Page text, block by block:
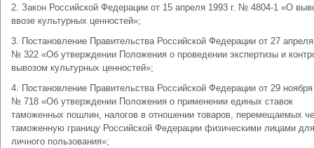
2. Закон Российской Федерации от 15 апреля 1993 г. № 4804-1 «О
ввозе культурных ценностей»;
3. Постановление Правительства Российской Федерации от 27 апреля
№ 322 «Об утверждении Положения о проведении экспертизы и
вывозом культурных ценностей»;
4. Постановление Правительства Российской Федерации от 29 ноября
№ 718 «Об утверждении Положения о применении единых ставок
таможенных пошлин, налогов в отношении товаров, перемещаемых
таможенную границу Российской Федерации физическими лицами для
личного пользования»;